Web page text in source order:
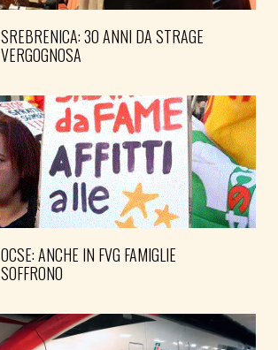
SREBRENICA: 30 ANNI DA STRAGE
VERGOGNOSA
OCSE: ANCHE IN FVG FAMIGLIE
SOFFRONO